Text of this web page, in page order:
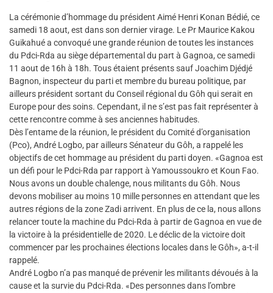
La cérémonie d’hommage du président Aimé Henri Konan Bédié, ce
samedi 18 aout, est dans son dernier virage. Le Pr Maurice Kakou
Guikahué a convoqué une grande réunion de toutes les instances
du Pdci-Rda au siège départemental du part à Gagnoa, ce samedi
11 aout de 16h à 18h. Tous étaient présents sauf Joachim Djédjé
Bagnon, inspecteur du parti et membre du bureau politique, par
ailleurs président sortant du Conseil régional du Gôh qui serait en
Europe pour des soins. Cependant, il ne s’est pas fait représenter à
cette rencontre comme à ses anciennes habitudes.
Dès l’entame de la réunion, le président du Comité d’organisation
(Pco), André Logbo, par ailleurs Sénateur du Gôh, a rappelé les
objectifs de cet hommage au président du parti doyen. «Gagnoa est
un défi pour le Pdci-Rda par rapport à Yamoussoukro et Koun Fao.
Nous avons un double chalenge, nous militants du Gôh. Nous
devons mobiliser au moins 10 mille personnes en attendant que les
autres régions de la zone Zadi arrivent. En plus de ce la, nous allons
relancer toute la machine du Pdci-Rda à partir de Gagnoa en vue de
la victoire à la présidentielle de 2020. Le déclic de la victoire doit
commencer par les prochaines élections locales dans le Gôh», a-t-il
rappelé.
André Logbo n’a pas manqué de prévenir les militants dévoués à la
cause et la survie du Pdci-Rda. «Des personnes dans l’ombre